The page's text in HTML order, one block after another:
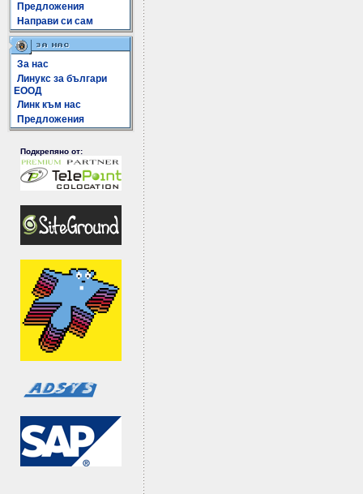
Предложения
Направи си сам
За нас
Линукс за българи
ЕООД
Линк към нас
Предложения
Подкрепяно от: